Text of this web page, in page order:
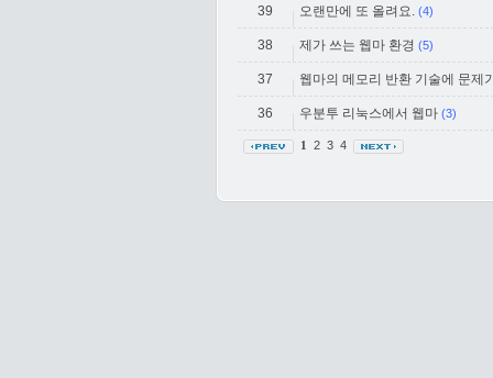
39 오랜만에 또 올려요. (4)
38 제가 쓰는 웹마 환경 (5)
37 웹마의 메모리 반환 기술에 문제
36 우분투 리눅스에서 웹마 (3)
1 2 3 4